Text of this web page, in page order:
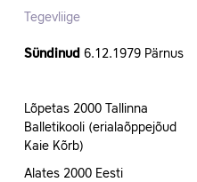
Tegevliige
Sündinud 6.12.1979 Pärnus
Lõpetas 2000 Tallinna
Balletikooli (erialaõppejõud
Kaie Kõrb)
Alates 2000 Eesti